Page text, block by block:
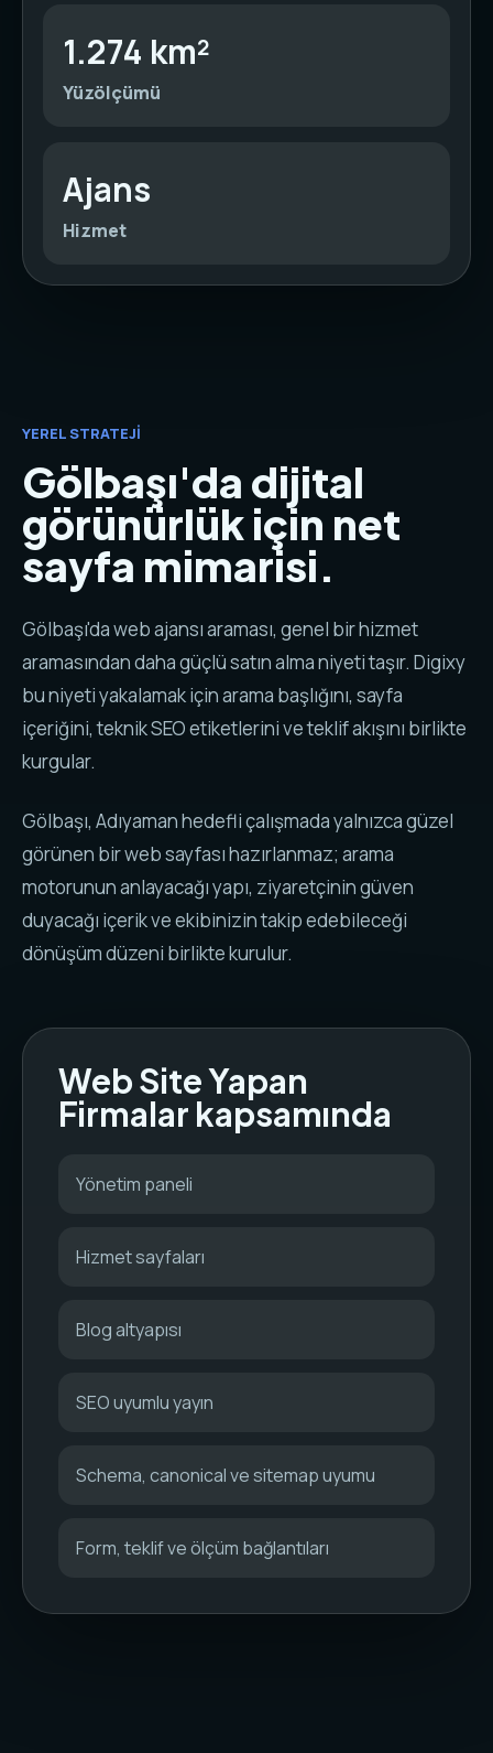
1.274 km²
Yüzölçümü
Ajans
Hizmet
YEREL STRATEJI
Gölbaşı'da dijital
görünürlük için net
sayfa mimarisi.
Gölbaşı'da web ajansı araması, genel bir hizmet
aramasından daha güçlü satın alma niyeti taşır. Digixy
bu niyeti yakalamak için arama başlığını, sayfa
içeriğini, teknik SEO etiketlerini ve teklif akışını birlikte
kurgular.
Gölbaşı, Adıyaman hedefli çalışmada yalnızca güzel
görünen bir web sayfası hazırlanmaz; arama
motorunun anlayacağı yapı, ziyaretçinin güven
duyacağı içerik ve ekibinizin takip edebileceği
dönüşüm düzeni birlikte kurulur.
Web Site Yapan
Firmalar kapsamında
Yönetim paneli
Hizmet sayfaları
Blog altyapısı
SEO uyumlu yayın
Schema, canonical ve sitemap uyumu
Form, teklif ve ölçüm bağlantıları